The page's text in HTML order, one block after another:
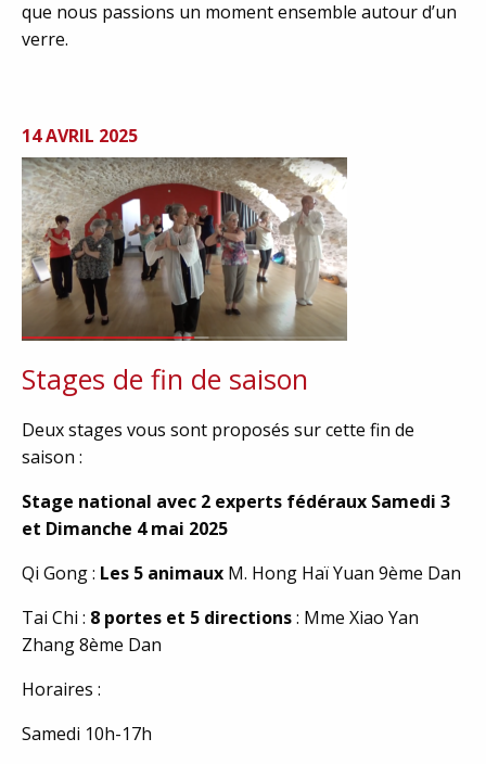
que nous passions un moment ensemble autour d’un
verre.
14 AVRIL 2025
Stages de fin de saison
Deux stages vous sont proposés sur cette fin de
saison :
Stage national avec 2 experts fédéraux Samedi 3
et Dimanche 4 mai 2025
Qi Gong : Les 5 animaux M. Hong Haï Yuan 9ème Dan
Tai Chi : 8 portes et 5 directions: Mme Xiao Yan
Zhang 8ème Dan
Horaires :
Samedi 10h-17h